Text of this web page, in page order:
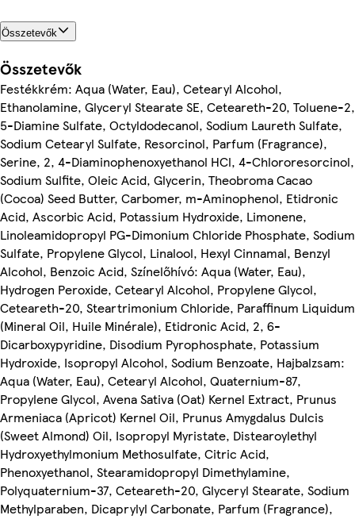
Összetevők
Összetevők
Festékkrém: Aqua (Water, Eau), Cetearyl Alcohol,
Ethanolamine, Glyceryl Stearate SE, Ceteareth-20, Toluene-2,
5-Diamine Sulfate, Octyldodecanol, Sodium Laureth Sulfate,
Sodium Cetearyl Sulfate, Resorcinol, Parfum (Fragrance),
Serine, 2, 4-Diaminophenoxyethanol HCl, 4-Chlororesorcinol,
Sodium Sulfite, Oleic Acid, Glycerin, Theobroma Cacao
(Cocoa) Seed Butter, Carbomer, m-Aminophenol, Etidronic
Acid, Ascorbic Acid, Potassium Hydroxide, Limonene,
Linoleamidopropyl PG-Dimonium Chloride Phosphate, Sodium
Sulfate, Propylene Glycol, Linalool, Hexyl Cinnamal, Benzyl
Alcohol, Benzoic Acid, Színelőhívó: Aqua (Water, Eau),
Hydrogen Peroxide, Cetearyl Alcohol, Propylene Glycol,
Ceteareth-20, Steartrimonium Chloride, Paraffinum Liquidum
(Mineral Oil, Huile Minérale), Etidronic Acid, 2, 6-
Dicarboxypyridine, Disodium Pyrophosphate, Potassium
Hydroxide, Isopropyl Alcohol, Sodium Benzoate, Hajbalzsam:
Aqua (Water, Eau), Cetearyl Alcohol, Quaternium-87,
Propylene Glycol, Avena Sativa (Oat) Kernel Extract, Prunus
Armeniaca (Apricot) Kernel Oil, Prunus Amygdalus Dulcis
(Sweet Almond) Oil, Isopropyl Myristate, Distearoylethyl
Hydroxyethylmonium Methosulfate, Citric Acid,
Phenoxyethanol, Stearamidopropyl Dimethylamine,
Polyquaternium-37, Ceteareth-20, Glyceryl Stearate, Sodium
Methylparaben, Dicaprylyl Carbonate, Parfum (Fragrance),